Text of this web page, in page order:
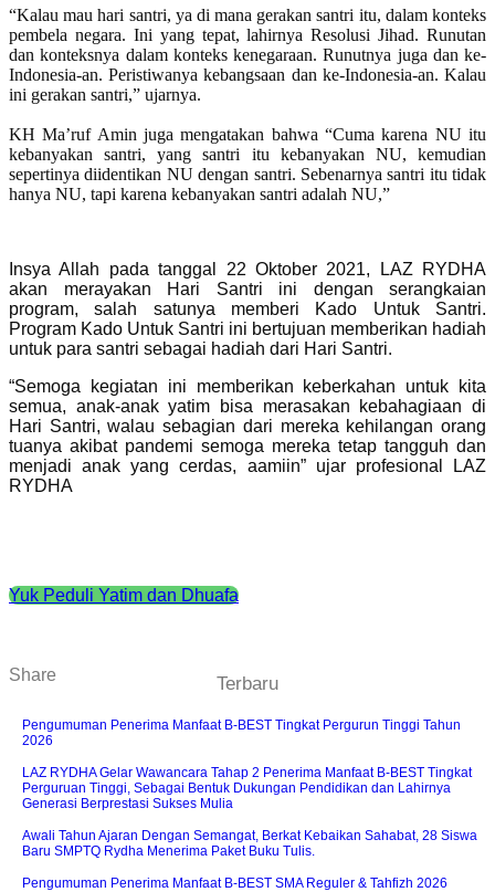
“Kalau mau hari santri, ya di mana gerakan santri itu, dalam konteks
pembela negara. Ini yang tepat, lahirnya Resolusi Jihad. Runutan
dan konteksnya dalam konteks kenegaraan. Runutnya juga dan ke-
Indonesia-an. Peristiwanya kebangsaan dan ke-Indonesia-an. Kalau
ini gerakan santri,” ujarnya.
KH Ma’ruf Amin juga mengatakan bahwa “Cuma karena NU itu
kebanyakan santri, yang santri itu kebanyakan NU, kemudian
sepertinya diidentikan NU dengan santri. Sebenarnya santri itu tidak
hanya NU, tapi karena kebanyakan santri adalah NU,”
Insya Allah pada tanggal 22 Oktober 2021, LAZ RYDHA
akan merayakan Hari Santri ini dengan serangkaian
program, salah satunya memberi Kado Untuk Santri.
Program Kado Untuk Santri ini bertujuan memberikan hadiah
untuk para santri sebagai hadiah dari Hari Santri.
“Semoga kegiatan ini memberikan keberkahan untuk kita
semua, anak-anak yatim bisa merasakan kebahagiaan di
Hari Santri, walau sebagian dari mereka kehilangan orang
tuanya akibat pandemi semoga mereka tetap tangguh dan
menjadi anak yang cerdas, aamiin” ujar profesional LAZ
RYDHA
Yuk Peduli Yatim dan Dhuafa
Share Terbaru
Pengumuman Penerima Manfaat B-BEST Tingkat Pergurun Tinggi Tahun
2026
LAZ RYDHA Gelar Wawancara Tahap 2 Penerima Manfaat B-BEST Tingkat
Perguruan Tinggi, Sebagai Bentuk Dukungan Pendidikan dan Lahirnya
Generasi Berprestasi Sukses Mulia
Awali Tahun Ajaran Dengan Semangat, Berkat Kebaikan Sahabat, 28 Siswa
Baru SMPTQ Rydha Menerima Paket Buku Tulis.
Pengumuman Penerima Manfaat B-BEST SMA Reguler & Tahfizh 2026